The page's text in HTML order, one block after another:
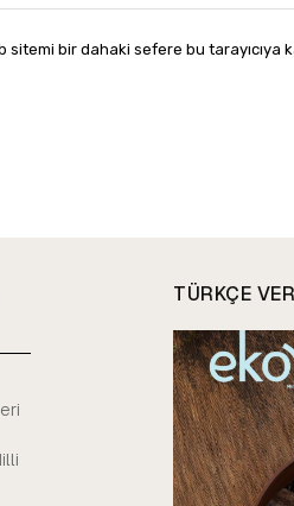
sitemi bir dahaki sefere bu tarayıcıya
TÜRKÇE